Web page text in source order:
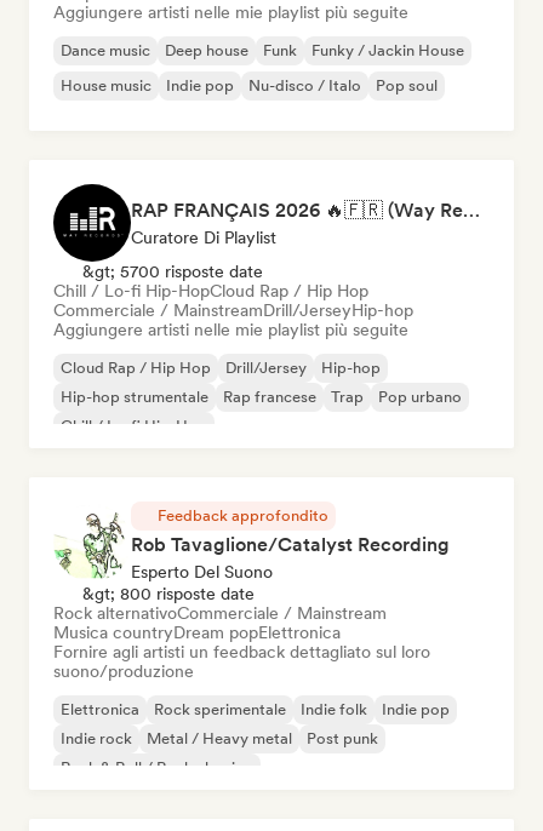
Aggiungere artisti nelle mie playlist più seguite
Dance music Deep house Funk
Funky / Jackin House
House music
Indie pop Nu-disco / Italo Pop soul
RAP FRANÇAIS 2026 🔥🇫🇷 (Way Records)
Curatore Di Playlist
&gt; 5700 risposte date
Chill / Lo-fi Hip-HopCloud Rap / Hip Hop
Commerciale / MainstreamDrill/JerseyHip-hop
Aggiungere artisti nelle mie playlist più seguite
Cloud Rap / Hip Hop Drill/Jersey
Hip-hop
Hip-hop strumentale
Rap francese Trap
Pop urbano
Chill / Lo-fi Hip-Hop
Feedback approfondito
Rob Tavaglione/Catalyst Recording
Esperto Del Suono
&gt; 800 risposte date
Rock alternativoCommerciale / Mainstream
Musica countryDream popElettronica
Fornire agli artisti un feedback dettagliato sul loro
suono/produzione
Elettronica Rock sperimentale Indie folk
Indie pop
Indie rock
Metal / Heavy metal
Post punk
Rock & Roll / Rock classico